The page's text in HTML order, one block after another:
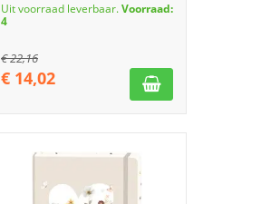
Uit voorraad leverbaar.Voorraad:
4
€22,16
€ 14,02